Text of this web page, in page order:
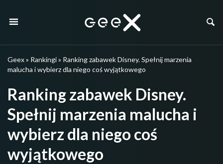
Geex» Rankingi» Ranking zabawek Disney. Spełnij marzenia
malucha i wybierz dla niego coś wyjątkowego
Ranking zabawek Disney.
Spełnij marzenia malucha i
wybierz dla niego coś
wyjątkowego